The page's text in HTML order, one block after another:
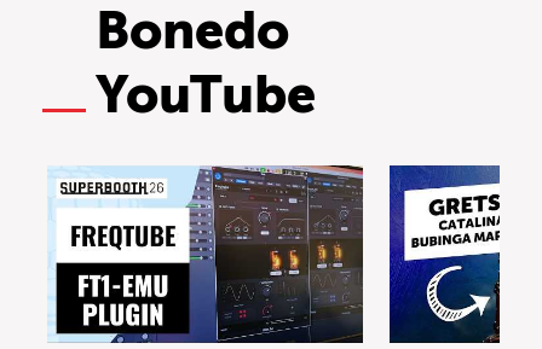
Bonedo
YouTube